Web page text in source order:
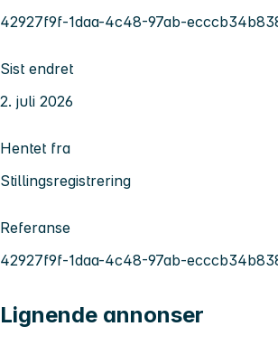
42927f9f-1daa-4c48-97ab-
Sist endret
2. juli 2026
Hentet fra
Stillingsregistrering
Referanse
42927f9f-1daa-4c48-97ab-
Lignende annonser